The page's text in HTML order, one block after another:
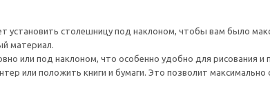
столешницу под наклоном, чтобы вам было
материал.
или под наклоном, что особенно удобно для рисования и
или положить книги и бумаги. Это позволит